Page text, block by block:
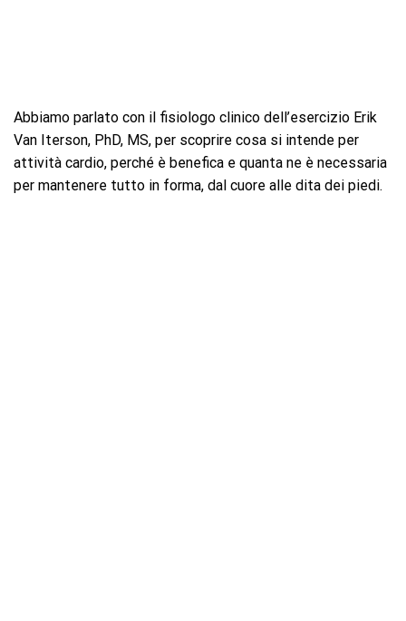
Abbiamo parlato con il fisiologo clinico dell’esercizio Erik
Van Iterson, PhD, MS, per scoprire cosa si intende per
attività cardio, perché è benefica e quanta ne è necessaria
per mantenere tutto in forma, dal cuore alle dita dei piedi.